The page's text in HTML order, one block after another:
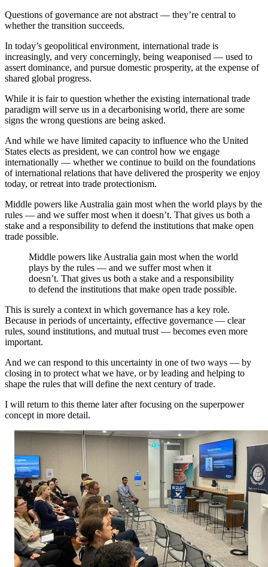
Questions of governance are not abstract — they’re central to
whether the transition succeeds.​​​​‌ ‍ ​‍​‍‌‍ ‌ ​‍‌‍‍‌‌‍‌ ‌‍‍‌‌‍ ‍​‍​‍​ ‍‍​‍​‍‌ ​ ‌‍​‌‌‍ ‍‌‍‍‌‌ ‌​‌ ‍‌​‍ ‍‌‍‍‌‌‍ ​‍​‍​‍ ​​‍​‍‌‍‍​‌ ​‍‌‍‌‌‌‍‌‍​‍​‍​ ‍‍​‍​‍‌‍‍​‌ ‌​‌ ‌​‌ ​​​ ‍‍​‍ ​‍ ‌‍ ​‌‍ ‌‍​ ‌‍​‌‌‍ ​‌‍‍​‌‍ ‌ ​ ‌ ‌​​ ‍‍​ ​ ​ ​ ​ ​ ​ ​ ​‍ ‌‍‍‌‌‍ ‍‌ ‌​‌‍‌‌‌‍ ‍‌ ‌​​‍ ‌‍‌‌‌‍‌​‌‍‍‌‌ ‌​​‍ ‌‍ ‌‌‍ ‌‍‌​‌‍‌‌​ ‌‌ ​​‌ ​‍‌‍‌‌‌ ​ ‌‍‌‌‌‍ ‍‌ ‌​‌‍​‌‌ ‌​‌‍‍‌‌‍ ‌‍ ‍​ ‍ ‌‍‍‌‌‍‌​​ ‌‌‍‌‌​ ‌‌‌‍‌‍‌‍‌​‌‍​‍‌‍​‌​ ‌‌​ ‍‌​‍ ‌​ ​‍‌‍​‍​ ​​​ ​​​‍ ‌​ ‌​‌‍‌‍​ ‌‍‌‍‌​​‍ ‌‌‍​‌‌‍​‍‌‍​ ​ ​‍​‍ ‌​ ​‍‌‍‌​​ ​‌‌‍​‌​ ​‍​ ​‌​ ​​​ ‌ ​ ‌‍‌‍‌‍‌‍​‌​ ​‍​ ‍ ‌ ‌​‌ ‍‌‌ ​​‌‍‌‌​ ‌‌‍ ‍‌‍‌‌‌ ‌ ‌ ​ ​ ‍ ‌ ​​‌‍​‌‌ ‌​‌‍‍​​ ‌‌‍​ ‌‍ ‌‍ ‍‌ ‌​‌‍‌‌‌‍ ‍‌ ‌​​‍‌‌​ ‌‌‌​​‍‌‌ ‌‍‍ ‌‍‌‌‌ ‍‌​‍‌‌​ ​ ‌​‌​​‍‌‌​ ​ ‌​‌​​‍‌‌​ ​‍​ ​‍​ ​ ​ ‌‌​ ​ ‌‍​‍‌‍‌‍​ ‌​‌‍​‍‌‍‌‌​ ‌‍​ ‍​​ ​‌‌‍​ ​‍‌‌​ ​‍​ ​‍​‍‌‌​ ‌‌‌​‌​​‍ ‍‌‍​ ‌‍‍​‌‍‍‌‌‍ ​‌‍‌​‌ ​‍‌‍‌‌‌‍ ‍​‍‌‌​ ‌‌‌​​‍‌‌ ‌‍‍ ‌‍‌‌‌ ‍‌​‍‌‌​ ​ ‌​‌​​‍‌‌​ ​ ‌​‌​​‍‌‌​ ​‍​ ​‍​ ​ ‌‍‌‌​ ​ ‌‍‌‍​ ‌‍​ ​ ​ ​‍​ ​​‌‍‌‌​ ‌ ‌‍‌‌​ ‌​​‍‌‌​ ​‍​ ​‍​‍‌‌​ ‌‌‌​‌​​‍ ‍‌ ‌​‌‍‌‌‌ ‍​‌ ‌​​ ‌‍​‍‌‍​‌‌ ​ ‌‍‌‌‌‌‌‌‌ ​‍‌‍ ​​ ‌‌‍‍​‌ ‌​‌ ‌​‌ ​​​‍‌‌​ ​ ‌​​‌​‍‌‌​ ​‍‌​‌‍​‍‌‌​ ​‍‌​‌‍‌‍ ​‌‍ ‌‍​ ‌‍​‌‌‍ ​‌‍‍​‌‍ ‌ ​ ‌ ‌​​‍‌‌​ ​ ‌​​‌​ ​ ​ ​ ​ ​ ​ ​ ​‍‌‍‌‍‍‌‌‍‌​​ ‌‌‍‌‌​ ‌‌‌‍‌‍‌‍‌​‌‍​‍‌‍​‌​ ‌‌​ ‍‌​‍ ‌​ ​‍‌‍​‍​ ​​​ ​​​‍ ‌​ ‌​‌‍‌‍​ ‌‍‌‍‌​​‍ ‌‌‍​‌‌‍​‍‌‍​ ​ ​‍​‍ ‌​ ​‍‌‍‌​​ ​‌‌‍​‌​ ​‍​ ​‌​ ​​​ ‌ ​ ‌‍‌‍‌‍‌‍​‌​ ​‍​‍‌‍‌ ‌​‌ ‍‌‌ ​​‌‍‌‌​ ‌‌‍ ‍‌‍‌‌‌ ‌ ‌ ​ ​‍‌‍‌ ​​‌‍​‌‌ ‌​‌‍‍​​ ‌‌‍​ ‌‍ ‌‍ ‍‌ ‌​‌‍‌‌‌‍ ‍‌ ‌​​‍‌‌​ ‌‌‌​​‍‌‌ ‌‍‍ ‌‍‌‌‌ ‍‌​‍‌‌​ ​ ‌​‌​​‍‌‌​ ​ ‌​‌​​‍‌‌​ ​‍​ ​‍​ ​ ​ ‌‌​ ​ ‌‍​‍‌‍‌‍​ ‌​‌‍​‍‌‍‌‌​ ‌‍​ ‍​​ ​‌‌‍​ ​‍‌‌​ ​‍​ ​‍​‍‌‌​ ‌‌‌​‌​​‍ ‍‌‍​ ‌‍‍​‌‍‍‌‌‍ ​‌‍‌​‌ ​‍‌‍‌‌‌‍ ‍​‍‌‌​ ‌‌‌​​‍‌‌ ‌‍‍ ‌‍‌‌‌ ‍‌​‍‌‌​ ​ ‌​‌​​‍‌‌​ ​ ‌​‌​​‍‌‌​ ​‍​ ​‍​ ​ ‌‍‌‌​ ​ ‌‍‌‍​ ‌‍​ ​ ​ ​‍​ ​​‌‍‌‌​ ‌ ‌‍‌‌​ ‌​​‍‌‌​ ​‍​ ​‍​‍‌‌​ ‌‌‌​‌​​‍ ‍‌ ‌​‌‍‌‌‌ ‍​‌ ‌​​‍‌‍‌ ​​‌‍‌‌‌ ​‍‌ ​ ‌ ​​‌‍‌‌‌‍​ ‌ ‌​‌‍‍‌‌ ‌‍‌‍‌‌​ ‌‌ ​​‌ ‌‌‌‍​‍‌‍ ​‌‍‍‌‌ ​ ‌‍‍​‌‍‌‌‌‍‌​​‍​‍‌ ‌
In today’s geopolitical environment, international trade is
increasingly, and very concerningly, being weaponised — used to
assert dominance, and pursue domestic prosperity, at the expense of
shared global progress.​​​​‌ ‍ ​‍​‍‌‍ ‌ ​‍‌‍‍‌‌‍‌ ‌‍‍‌‌‍ ‍​‍​‍​ ‍‍​‍​‍‌ ​ ‌‍​‌‌‍ ‍‌‍‍‌‌ ‌​‌ ‍‌​‍ ‍‌‍‍‌‌‍ ​‍​‍​‍ ​​‍​‍‌‍‍​‌ ​‍‌‍‌‌‌‍‌‍​‍​‍​ ‍‍​‍​‍‌‍‍​‌ ‌​‌ ‌​‌ ​​​ ‍‍​‍ ​‍ ‌‍ ​‌‍ ‌‍​ ‌‍​‌‌‍ ​‌‍‍​‌‍ ‌ ​ ‌ ‌​​ ‍‍​ ​ ​ ​ ​ ​ ​ ​ ​‍ ‌‍‍‌‌‍ ‍‌ ‌​‌‍‌‌‌‍ ‍‌ ‌​​‍ ‌‍‌‌‌‍‌​‌‍‍‌‌ ‌​​‍ ‌‍ ‌‌‍ ‌‍‌​‌‍‌‌​ ‌‌ ​​‌ ​‍‌‍‌‌‌ ​ ‌‍‌‌‌‍ ‍‌ ‌​‌‍​‌‌ ‌​‌‍‍‌‌‍ ‌‍ ‍​ ‍ ‌‍‍‌‌‍‌​​ ‌‌‍‌‌​ ‌‌‌‍‌‍‌‍‌​‌‍​‍‌‍​‌​ ‌‌​ ‍‌​‍ ‌​ ​‍‌‍​‍​ ​​​ ​​​‍ ‌​ ‌​‌‍‌‍​ ‌‍‌‍‌​​‍ ‌‌‍​‌‌‍​‍‌‍​ ​ ​‍​‍ ‌​ ​‍‌‍‌​​ ​‌‌‍​‌​ ​‍​ ​‌​ ​​​ ‌ ​ ‌‍‌‍‌‍‌‍​‌​ ​‍​ ‍ ‌ ‌​‌ ‍‌‌ ​​‌‍‌‌​ ‌‌‍ ‍‌‍‌‌‌ ‌ ‌ ​ ​ ‍ ‌ ​​‌‍​‌‌ ‌​‌‍‍​​ ‌‌‍​ ‌‍ ‌‍ ‍‌ ‌​‌‍‌‌‌‍ ‍‌ ‌​​‍‌‌​ ‌‌‌​​‍‌‌ ‌‍‍ ‌‍‌‌‌ ‍‌​‍‌‌​ ​ ‌​‌​​‍‌‌​ ​ ‌​‌​​‍‌‌​ ​‍​ ​‍​ ‍‌‌‍‌‍‌‍​‌​ ‌​​ ‌​​ ​ ‌‍‌‌‌‍​ ​ ​ ​ ​‌‌‍‌‌​ ​‌​‍‌‌​ ​‍​ ​‍​‍‌‌​ ‌‌‌​‌​​‍ ‍‌‍​ ‌‍‍​‌‍‍‌‌‍ ​‌‍‌​‌ ​‍‌‍‌‌‌‍ ‍​‍‌‌​ ‌‌‌​​‍‌‌ ‌‍‍ ‌‍‌‌‌ ‍‌​‍‌‌​ ​ ‌​‌​​‍‌‌​ ​ ‌​‌​​‍‌‌​ ​‍​ ​‍​ ‌‍​ ​​​ ​‌‌‍‌‍‌‍‌‍‌‍‌​​ ​‌​ ‌‌​ ​‍​ ‌​​ ‌​​ ‌​​‍‌‌​ ​‍​ ​‍​‍‌‌​ ‌‌‌​‌​​‍ ‍‌ ‌​‌‍‌‌‌ ‍​‌ ‌​​ ‌‍​‍‌‍​‌‌ ​ ‌‍‌‌‌‌‌‌‌ ​‍‌‍ ​​ ‌‌‍‍​‌ ‌​‌ ‌​‌ ​​​‍‌‌​ ​ ‌​​‌​‍‌‌​ ​‍‌​‌‍​‍‌‌​ ​‍‌​‌‍‌‍ ​‌‍ ‌‍​ ‌‍​‌‌‍ ​‌‍‍​‌‍ ‌ ​ ‌ ‌​​‍‌‌​ ​ ‌​​‌​ ​ ​ ​ ​ ​ ​ ​ ​‍‌‍‌‍‍‌‌‍‌​​ ‌‌‍‌‌​ ‌‌‌‍‌‍‌‍‌​‌‍​‍‌‍​‌​ ‌‌​ ‍‌​‍ ‌​ ​‍‌‍​‍​ ​​​ ​​​‍ ‌​ ‌​‌‍‌‍​ ‌‍‌‍‌​​‍ ‌‌‍​‌‌‍​‍‌‍​ ​ ​‍​‍ ‌​ ​‍‌‍‌​​ ​‌‌‍​‌​ ​‍​ ​‌​ ​​​ ‌ ​ ‌‍‌‍‌‍‌‍​‌​ ​‍​‍‌‍‌ ‌​‌ ‍‌‌ ​​‌‍‌‌​ ‌‌‍ ‍‌‍‌‌‌ ‌ ‌ ​ ​‍‌‍‌ ​​‌‍​‌‌ ‌​‌‍‍​​ ‌‌‍​ ‌‍ ‌‍ ‍‌ ‌​‌‍‌‌‌‍ ‍‌ ‌​​‍‌‌​ ‌‌‌​​‍‌‌ ‌‍‍ ‌‍‌‌‌ ‍‌​‍‌‌​ ​ ‌​‌​​‍‌‌​ ​ ‌​‌​​‍‌‌​ ​‍​ ​‍​ ‍‌‌‍‌‍‌‍​‌​ ‌​​ ‌​​ ​ ‌‍‌‌‌‍​ ​ ​ ​ ​‌‌‍‌‌​ ​‌​‍‌‌​ ​‍​ ​‍​‍‌‌​ ‌‌‌​‌​​‍ ‍‌‍​ ‌‍‍​‌‍‍‌‌‍ ​‌‍‌​‌ ​‍‌‍‌‌‌‍ ‍​‍‌‌​ ‌‌‌​​‍‌‌ ‌‍‍ ‌‍‌‌‌ ‍‌​‍‌‌​ ​ ‌​‌​​‍‌‌​ ​ ‌​‌​​‍‌‌​ ​‍​ ​‍​ ‌‍​ ​​​ ​‌‌‍‌‍‌‍‌‍‌‍‌​​ ​‌​ ‌‌​ ​‍​ ‌​​ ‌​​ ‌​​‍‌‌​ ​‍​ ​‍​‍‌‌​ ‌‌‌​‌​​‍ ‍‌ ‌​‌‍‌‌‌ ‍​‌ ‌​​‍‌‍‌ ​​‌‍‌‌‌ ​‍‌ ​ ‌ ​​‌‍‌‌‌‍​ ‌ ‌​‌‍‍‌‌ ‌‍‌‍‌‌​ ‌‌ ​​‌ ‌‌‌‍​‍‌‍ ​‌‍‍‌‌ ​ ‌‍‍​‌‍‌‌‌‍‌​​‍​‍‌ ‌
While it is fair to question whether the existing international trade
paradigm will serve us in a decarbonising world, there are some
signs the wrong questions are being asked.​​​​‌ ‍ ​‍​‍‌‍ ‌ ​‍‌‍‍‌‌‍‌ ‌‍‍‌‌‍ ‍​‍​‍​ ‍‍​‍​‍‌ ​ ‌‍​‌‌‍ ‍‌‍‍‌‌ ‌​‌ ‍‌​‍ ‍‌‍‍‌‌‍ ​‍​‍​‍ ​​‍​‍‌‍‍​‌ ​‍‌‍‌‌‌‍‌‍​‍​‍​ ‍‍​‍​‍‌‍‍​‌ ‌​‌ ‌​‌ ​​​ ‍‍​‍ ​‍ ‌‍ ​‌‍ ‌‍​ ‌‍​‌‌‍ ​‌‍‍​‌‍ ‌ ​ ‌ ‌​​ ‍‍​ ​ ​ ​ ​ ​ ​ ​ ​‍ ‌‍‍‌‌‍ ‍‌ ‌​‌‍‌‌‌‍ ‍‌ ‌​​‍ ‌‍‌‌‌‍‌​‌‍‍‌‌ ‌​​‍ ‌‍ ‌‌‍ ‌‍‌​‌‍‌‌​ ‌‌ ​​‌ ​‍‌‍‌‌‌ ​ ‌‍‌‌‌‍ ‍‌ ‌​‌‍​‌‌ ‌​‌‍‍‌‌‍ ‌‍ ‍​ ‍ ‌‍‍‌‌‍‌​​ ‌‌‍‌‌​ ‌‌‌‍‌‍‌‍‌​‌‍​‍‌‍​‌​ ‌‌​ ‍‌​‍ ‌​ ​‍‌‍​‍​ ​​​ ​​​‍ ‌​ ‌​‌‍‌‍​ ‌‍‌‍‌​​‍ ‌‌‍​‌‌‍​‍‌‍​ ​ ​‍​‍ ‌​ ​‍‌‍‌​​ ​‌‌‍​‌​ ​‍​ ​‌​ ​​​ ‌ ​ ‌‍‌‍‌‍‌‍​‌​ ​‍​ ‍ ‌ ‌​‌ ‍‌‌ ​​‌‍‌‌​ ‌‌‍ ‍‌‍‌‌‌ ‌ ‌ ​ ​ ‍ ‌ ​​‌‍​‌‌ ‌​‌‍‍​​ ‌‌‍​ ‌‍ ‌‍ ‍‌ ‌​‌‍‌‌‌‍ ‍‌ ‌​​‍‌‌​ ‌‌‌​​‍‌‌ ‌‍‍ ‌‍‌‌‌ ‍‌​‍‌‌​ ​ ‌​‌​​‍‌‌​ ​ ‌​‌​​‍‌‌​ ​‍​ ​‍​ ‍‌‌‍​‌‌‍‌​‌‍‌‌​ ‌ ‌‍​‌​ ​‌​ ​ ​ ​‍‌‍‌‍​ ​ ‌‍​ ​‍‌‌​ ​‍​ ​‍​‍‌‌​ ‌‌‌​‌​​‍ ‍‌‍​ ‌‍‍​‌‍‍‌‌‍ ​‌‍‌​‌ ​‍‌‍‌‌‌‍ ‍​‍‌‌​ ‌‌‌​​‍‌‌ ‌‍‍ ‌‍‌‌‌ ‍‌​‍‌‌​ ​ ‌​‌​​‍‌‌​ ​ ‌​‌​​‍‌‌​ ​‍​ ​‍​ ‌​​ ​​‌‍​‍​ ‍‌​ ​ ​ ‌‌​ ​‍​ ​ ​ ​‌‌‍​‍‌‍‌‍​ ​ ​‍‌‌​ ​‍​ ​‍​‍‌‌​ ‌‌‌​‌​​‍ ‍‌ ‌​‌‍‌‌‌ ‍​‌ ‌​​ ‌‍​‍‌‍​‌‌ ​ ‌‍‌‌‌‌‌‌‌ ​‍‌‍ ​​ ‌‌‍‍​‌ ‌​‌ ‌​‌ ​​​‍‌‌​ ​ ‌​​‌​‍‌‌​ ​‍‌​‌‍​‍‌‌​ ​‍‌​‌‍‌‍ ​‌‍ ‌‍​ ‌‍​‌‌‍ ​‌‍‍​‌‍ ‌ ​ ‌ ‌​​‍‌‌​ ​ ‌​​‌​ ​ ​ ​ ​ ​ ​ ​ ​‍‌‍‌‍‍‌‌‍‌​​ ‌‌‍‌‌​ ‌‌‌‍‌‍‌‍‌​‌‍​‍‌‍​‌​ ‌‌​ ‍‌​‍ ‌​ ​‍‌‍​‍​ ​​​ ​​​‍ ‌​ ‌​‌‍‌‍​ ‌‍‌‍‌​​‍ ‌‌‍​‌‌‍​‍‌‍​ ​ ​‍​‍ ‌​ ​‍‌‍‌​​ ​‌‌‍​‌​ ​‍​ ​‌​ ​​​ ‌ ​ ‌‍‌‍‌‍‌‍​‌​ ​‍​‍‌‍‌ ‌​‌ ‍‌‌ ​​‌‍‌‌​ ‌‌‍ ‍‌‍‌‌‌ ‌ ‌ ​ ​‍‌‍‌ ​​‌‍​‌‌ ‌​‌‍‍​​ ‌‌‍​ ‌‍ ‌‍ ‍‌ ‌​‌‍‌‌‌‍ ‍‌ ‌​​‍‌‌​ ‌‌‌​​‍‌‌ ‌‍‍ ‌‍‌‌‌ ‍‌​‍‌‌​ ​ ‌​‌​​‍‌‌​ ​ ‌​‌​​‍‌‌​ ​‍​ ​‍​ ‍‌‌‍​‌‌‍‌​‌‍‌‌​ ‌ ‌‍​‌​ ​‌​ ​ ​ ​‍‌‍‌‍​ ​ ‌‍​ ​‍‌‌​ ​‍​ ​‍​‍‌‌​ ‌‌‌​‌​​‍ ‍‌‍​ ‌‍‍​‌‍‍‌‌‍ ​‌‍‌​‌ ​‍‌‍‌‌‌‍ ‍​‍‌‌​ ‌‌‌​​‍‌‌ ‌‍‍ ‌‍‌‌‌ ‍‌​‍‌‌​ ​ ‌​‌​​‍‌‌​ ​ ‌​‌​​‍‌‌​ ​‍​ ​‍​ ‌​​ ​​‌‍​‍​ ‍‌​ ​ ​ ‌‌​ ​‍​ ​ ​ ​‌‌‍​‍‌‍‌‍​ ​ ​‍‌‌​ ​‍​ ​‍​‍‌‌​ ‌‌‌​‌​​‍ ‍‌ ‌​‌‍‌‌‌ ‍​‌ ‌​​‍‌‍‌ ​​‌‍‌‌‌ ​‍‌ ​ ‌ ​​‌‍‌‌‌‍​ ‌ ‌​‌‍‍‌‌ ‌‍‌‍‌‌​ ‌‌ ​​‌ ‌‌‌‍​‍‌‍ ​‌‍‍‌‌ ​ ‌‍‍​‌‍‌‌‌‍‌​​‍​‍‌ ‌
And while we have limited capacity to influence who the United
States elects as president, we can control how we engage
internationally — whether we continue to build on the foundations
of international relations that have delivered the prosperity we enjoy
today, or retreat into trade protectionism.​​​​‌ ‍ ​‍​‍‌‍ ‌ ​‍‌‍‍‌‌‍‌ ‌‍‍‌‌‍ ‍​‍​‍​ ‍‍​‍​‍‌ ​ ‌‍​‌‌‍ ‍‌‍‍‌‌ ‌​‌ ‍‌​‍ ‍‌‍‍‌‌‍ ​‍​‍​‍ ​​‍​‍‌‍‍​‌ ​‍‌‍‌‌‌‍‌‍​‍​‍​ ‍‍​‍​‍‌‍‍​‌ ‌​‌ ‌​‌ ​​​ ‍‍​‍ ​‍ ‌‍ ​‌‍ ‌‍​ ‌‍​‌‌‍ ​‌‍‍​‌‍ ‌ ​ ‌ ‌​​ ‍‍​ ​ ​ ​ ​ ​ ​ ​ ​‍ ‌‍‍‌‌‍ ‍‌ ‌​‌‍‌‌‌‍ ‍‌ ‌​​‍ ‌‍‌‌‌‍‌​‌‍‍‌‌ ‌​​‍ ‌‍ ‌‌‍ ‌‍‌​‌‍‌‌​ ‌‌ ​​‌ ​‍‌‍‌‌‌ ​ ‌‍‌‌‌‍ ‍‌ ‌​‌‍​‌‌ ‌​‌‍‍‌‌‍ ‌‍ ‍​ ‍ ‌‍‍‌‌‍‌​​ ‌‌‍‌‌​ ‌‌‌‍‌‍‌‍‌​‌‍​‍‌‍​‌​ ‌‌​ ‍‌​‍ ‌​ ​‍‌‍​‍​ ​​​ ​​​‍ ‌​ ‌​‌‍‌‍​ ‌‍‌‍‌​​‍ ‌‌‍​‌‌‍​‍‌‍​ ​ ​‍​‍ ‌​ ​‍‌‍‌​​ ​‌‌‍​‌​ ​‍​ ​‌​ ​​​ ‌ ​ ‌‍‌‍‌‍‌‍​‌​ ​‍​ ‍ ‌ ‌​‌ ‍‌‌ ​​‌‍‌‌​ ‌‌‍ ‍‌‍‌‌‌ ‌ ‌ ​ ​ ‍ ‌ ​​‌‍​‌‌ ‌​‌‍‍​​ ‌‌‍​ ‌‍ ‌‍ ‍‌ ‌​‌‍‌‌‌‍ ‍‌ ‌​​‍‌‌​ ‌‌‌​​‍‌‌ ‌‍‍ ‌‍‌‌‌ ‍‌​‍‌‌​ ​ ‌​‌​​‍‌‌​ ​ ‌​‌​​‍‌‌​ ​‍​ ​‍​ ​​‌‍​‍‌‍‌‍‌‍‌‌​ ‌‌​ ‍‌​ ​​​ ‌​​ ​‌​ ‍‌​ ‌‍​ ​ ​‍‌‌​ ​‍​ ​‍​‍‌‌​ ‌‌‌​‌​​‍ ‍‌‍​ ‌‍‍​‌‍‍‌‌‍ ​‌‍‌​‌ ​‍‌‍‌‌‌‍ ‍​‍‌‌​ ‌‌‌​​‍‌‌ ‌‍‍ ‌‍‌‌‌ ‍‌​‍‌‌​ ​ ‌​‌​​‍‌‌​ ​ ‌​‌​​‍‌‌​ ​‍​ ​‍​ ‌ ​ ​ ​ ‌​​ ​ ‌‍‌‍‌‍​ ​ ​​‌‍​‍​ ​​‌‍​‌‌‍‌‍‌‍​‍​‍‌‌​ ​‍​ ​‍​‍‌‌​ ‌‌‌​‌​​‍ ‍‌ ‌​‌‍‌‌‌ ‍​‌ ‌​​ ‌‍​‍‌‍​‌‌ ​ ‌‍‌‌‌‌‌‌‌ ​‍‌‍ ​​ ‌‌‍‍​‌ ‌​‌ ‌​‌ ​​​‍‌‌​ ​ ‌​​‌​‍‌‌​ ​‍‌​‌‍​‍‌‌​ ​‍‌​‌‍‌‍ ​‌‍ ‌‍​ ‌‍​‌‌‍ ​‌‍‍​‌‍ ‌ ​ ‌ ‌​​‍‌‌​ ​ ‌​​‌​ ​ ​ ​ ​ ​ ​ ​ ​‍‌‍‌‍‍‌‌‍‌​​ ‌‌‍‌‌​ ‌‌‌‍‌‍‌‍‌​‌‍​‍‌‍​‌​ ‌‌​ ‍‌​‍ ‌​ ​‍‌‍​‍​ ​​​ ​​​‍ ‌​ ‌​‌‍‌‍​ ‌‍‌‍‌​​‍ ‌‌‍​‌‌‍​‍‌‍​ ​ ​‍​‍ ‌​ ​‍‌‍‌​​ ​‌‌‍​‌​ ​‍​ ​‌​ ​​​ ‌ ​ ‌‍‌‍‌‍‌‍​‌​ ​‍​‍‌‍‌ ‌​‌ ‍‌‌ ​​‌‍‌‌​ ‌‌‍ ‍‌‍‌‌‌ ‌ ‌ ​ ​‍‌‍‌ ​​‌‍​‌‌ ‌​‌‍‍​​ ‌‌‍​ ‌‍ ‌‍ ‍‌ ‌​‌‍‌‌‌‍ ‍‌ ‌​​‍‌‌​ ‌‌‌​​‍‌‌ ‌‍‍ ‌‍‌‌‌ ‍‌​‍‌‌​ ​ ‌​‌​​‍‌‌​ ​ ‌​‌​​‍‌‌​ ​‍​ ​‍​ ​​‌‍​‍‌‍‌‍‌‍‌‌​ ‌‌​ ‍‌​ ​​​ ‌​​ ​‌​ ‍‌​ ‌‍​ ​ ​‍‌‌​ ​‍​ ​‍​‍‌‌​ ‌‌‌​‌​​‍ ‍‌‍​ ‌‍‍​‌‍‍‌‌‍ ​‌‍‌​‌ ​‍‌‍‌‌‌‍ ‍​‍‌‌​ ‌‌‌​​‍‌‌ ‌‍‍ ‌‍‌‌‌ ‍‌​‍‌‌​ ​ ‌​‌​​‍‌‌​ ​ ‌​‌​​‍‌‌​ ​‍​ ​‍​ ‌ ​ ​ ​ ‌​​ ​ ‌‍‌‍‌‍​ ​ ​​‌‍​‍​ ​​‌‍​‌‌‍‌‍‌‍​‍​‍‌‌​ ​‍​ ​‍​‍‌‌​ ‌‌‌​‌​​‍ ‍‌ ‌​‌‍‌‌‌ ‍​‌ ‌​​‍‌‍‌ ​​‌‍‌‌‌ ​‍‌ ​ ‌ ​​‌‍‌‌‌‍​ ‌ ‌​‌‍‍‌‌ ‌‍‌‍‌‌​ ‌‌ ​​‌ ‌‌‌‍​‍‌‍ ​‌‍‍‌‌ ​ ‌‍‍​‌‍‌‌‌‍‌​​‍​‍‌ ‌
Middle powers like Australia gain most when the world plays by the
rules — and we suffer most when it doesn’t. That gives us both a
stake and a responsibility to defend the institutions that make open
trade possible.​​​​‌ ‍ ​‍​‍‌‍ ‌ ​‍‌‍‍‌‌‍‌ ‌‍‍‌‌‍ ‍​‍​‍​ ‍‍​‍​‍‌ ​ ‌‍​‌‌‍ ‍‌‍‍‌‌ ‌​‌ ‍‌​‍ ‍‌‍‍‌‌‍ ​‍​‍​‍ ​​‍​‍‌‍‍​‌ ​‍‌‍‌‌‌‍‌‍​‍​‍​ ‍‍​‍​‍‌‍‍​‌ ‌​‌ ‌​‌ ​​​ ‍‍​‍ ​‍ ‌‍ ​‌‍ ‌‍​ ‌‍​‌‌‍ ​‌‍‍​‌‍ ‌ ​ ‌ ‌​​ ‍‍​ ​ ​ ​ ​ ​ ​ ​ ​‍ ‌‍‍‌‌‍ ‍‌ ‌​‌‍‌‌‌‍ ‍‌ ‌​​‍ ‌‍‌‌‌‍‌​‌‍‍‌‌ ‌​​‍ ‌‍ ‌‌‍ ‌‍‌​‌‍‌‌​ ‌‌ ​​‌ ​‍‌‍‌‌‌ ​ ‌‍‌‌‌‍ ‍‌ ‌​‌‍​‌‌ ‌​‌‍‍‌‌‍ ‌‍ ‍​ ‍ ‌‍‍‌‌‍‌​​ ‌‌‍‌‌​ ‌‌‌‍‌‍‌‍‌​‌‍​‍‌‍​‌​ ‌‌​ ‍‌​‍ ‌​ ​‍‌‍​‍​ ​​​ ​​​‍ ‌​ ‌​‌‍‌‍​ ‌‍‌‍‌​​‍ ‌‌‍​‌‌‍​‍‌‍​ ​ ​‍​‍ ‌​ ​‍‌‍‌​​ ​‌‌‍​‌​ ​‍​ ​‌​ ​​​ ‌ ​ ‌‍‌‍‌‍‌‍​‌​ ​‍​ ‍ ‌ ‌​‌ ‍‌‌ ​​‌‍‌‌​ ‌‌‍ ‍‌‍‌‌‌ ‌ ‌ ​ ​ ‍ ‌ ​​‌‍​‌‌ ‌​‌‍‍​​ ‌‌‍​ ‌‍ ‌‍ ‍‌ ‌​‌‍‌‌‌‍ ‍‌ ‌​​‍‌‌​ ‌‌‌​​‍‌‌ ‌‍‍ ‌‍‌‌‌ ‍‌​‍‌‌​ ​ ‌​‌​​‍‌‌​ ​ ‌​‌​​‍‌‌​ ​‍​ ​‍​ ‌‍​ ​‍​ ​‍​ ‌ ​ ‍‌​ ‍‌​ ​ ‌‍​‌​ ‌‍​ ​‌​ ‍​‌‍‌‍​‍‌‌​ ​‍​ ​‍​‍‌‌​ ‌‌‌​‌​​‍ ‍‌‍​ ‌‍‍​‌‍‍‌‌‍ ​‌‍‌​‌ ​‍‌‍‌‌‌‍ ‍​‍‌‌​ ‌‌‌​​‍‌‌ ‌‍‍ ‌‍‌‌‌ ‍‌​‍‌‌​ ​ ‌​‌​​‍‌‌​ ​ ‌​‌​​‍‌‌​ ​‍​ ​‍‌‍​‍​ ‍‌​ ‌​​ ‌‍‌‍‌‍​ ‌​​ ​‌‌‍‌‌​ ‌ ​ ​‌‌‍​ ​ ‍​​‍‌‌​ ​‍​ ​‍​‍‌‌​ ‌‌‌​‌​​‍ ‍‌ ‌​‌‍‌‌‌ ‍​‌ ‌​​ ‌‍​‍‌‍​‌‌ ​ ‌‍‌‌‌‌‌‌‌ ​‍‌‍ ​​ ‌‌‍‍​‌ ‌​‌ ‌​‌ ​​​‍‌‌​ ​ ‌​​‌​‍‌‌​ ​‍‌​‌‍​‍‌‌​ ​‍‌​‌‍‌‍ ​‌‍ ‌‍​ ‌‍​‌‌‍ ​‌‍‍​‌‍ ‌ ​ ‌ ‌​​‍‌‌​ ​ ‌​​‌​ ​ ​ ​ ​ ​ ​ ​ ​‍‌‍‌‍‍‌‌‍‌​​ ‌‌‍‌‌​ ‌‌‌‍‌‍‌‍‌​‌‍​‍‌‍​‌​ ‌‌​ ‍‌​‍ ‌​ ​‍‌‍​‍​ ​​​ ​​​‍ ‌​ ‌​‌‍‌‍​ ‌‍‌‍‌​​‍ ‌‌‍​‌‌‍​‍‌‍​ ​ ​‍​‍ ‌​ ​‍‌‍‌​​ ​‌‌‍​‌​ ​‍​ ​‌​ ​​​ ‌ ​ ‌‍‌‍‌‍‌‍​‌​ ​‍​‍‌‍‌ ‌​‌ ‍‌‌ ​​‌‍‌‌​ ‌‌‍ ‍‌‍‌‌‌ ‌ ‌ ​ ​‍‌‍‌ ​​‌‍​‌‌ ‌​‌‍‍​​ ‌‌‍​ ‌‍ ‌‍ ‍‌ ‌​‌‍‌‌‌‍ ‍‌ ‌​​‍‌‌​ ‌‌‌​​‍‌‌ ‌‍‍ ‌‍‌‌‌ ‍‌​‍‌‌​ ​ ‌​‌​​‍‌‌​ ​ ‌​‌​​‍‌‌​ ​‍​ ​‍​ ‌‍​ ​‍​ ​‍​ ‌ ​ ‍‌​ ‍‌​ ​ ‌‍​‌​ ‌‍​ ​‌​ ‍​‌‍‌‍​‍‌‌​ ​‍​ ​‍​‍‌‌​ ‌‌‌​‌​​‍ ‍‌‍​ ‌‍‍​‌‍‍‌‌‍ ​‌‍‌​‌ ​‍‌‍‌‌‌‍ ‍​‍‌‌​ ‌‌‌​​‍‌‌ ‌‍‍ ‌‍‌‌‌ ‍‌​‍‌‌​ ​ ‌​‌​​‍‌‌​ ​ ‌​‌​​‍‌‌​ ​‍​ ​‍‌‍​‍​ ‍‌​ ‌​​ ‌‍‌‍‌‍​ ‌​​ ​‌‌‍‌‌​ ‌ ​ ​‌‌‍​ ​ ‍​​‍‌‌​ ​‍​ ​‍​‍‌‌​ ‌‌‌​‌​​‍ ‍‌ ‌​‌‍‌‌‌ ‍​‌ ‌​​‍‌‍‌ ​​‌‍‌‌‌ ​‍‌ ​ ‌ ​​‌‍‌‌‌‍​ ‌ ‌​‌‍‍‌‌ ‌‍‌‍‌‌​ ‌‌ ​​‌ ‌‌‌‍​‍‌‍ ​‌‍‍‌‌ ​ ‌‍‍​‌‍‌‌‌‍‌​​‍​‍‌ ‌
Middle powers like Australia gain most when the world
plays by the rules — and we suffer most when it
doesn’t. That gives us both a stake and a responsibility
to defend the institutions that make open trade possible.​​​​‌ ‍ ​‍​‍‌‍ ‌ ​‍‌‍‍‌‌‍‌ ‌‍‍‌‌‍ ‍​‍​‍​ ‍‍​‍​‍‌ ​ ‌‍​‌‌‍ ‍‌‍‍‌‌ ‌​‌ ‍‌​‍ ‍‌‍‍‌‌‍ ​‍​‍​‍ ​​‍​‍‌‍‍​‌ ​‍‌‍‌‌‌‍‌‍​‍​‍​ ‍‍​‍​‍‌‍‍​‌ ‌​‌ ‌​‌ ​​​ ‍‍​‍ ​‍ ‌‍ ​‌‍ ‌‍​ ‌‍​‌‌‍ ​‌‍‍​‌‍ ‌ ​ ‌ ‌​​ ‍‍​ ​ ​ ​ ​ ​ ​ ​ ​‍ ‌‍‍‌‌‍ ‍‌ ‌​‌‍‌‌‌‍ ‍‌ ‌​​‍ ‌‍‌‌‌‍‌​‌‍‍‌‌ ‌​​‍ ‌‍ ‌‌‍ ‌‍‌​‌‍‌‌​ ‌‌ ​​‌ ​‍‌‍‌‌‌ ​ ‌‍‌‌‌‍ ‍‌ ‌​‌‍​‌‌ ‌​‌‍‍‌‌‍ ‌‍ ‍​ ‍ ‌‍‍‌‌‍‌​​ ‌‌‍‌‌​ ‌‌‌‍‌‍‌‍‌​‌‍​‍‌‍​‌​ ‌‌​ ‍‌​‍ ‌​ ​‍‌‍​‍​ ​​​ ​​​‍ ‌​ ‌​‌‍‌‍​ ‌‍‌‍‌​​‍ ‌‌‍​‌‌‍​‍‌‍​ ​ ​‍​‍ ‌​ ​‍‌‍‌​​ ​‌‌‍​‌​ ​‍​ ​‌​ ​​​ ‌ ​ ‌‍‌‍‌‍‌‍​‌​ ​‍​ ‍ ‌ ‌​‌ ‍‌‌ ​​‌‍‌‌​ ‌‌‍ ‍‌‍‌‌‌ ‌ ‌ ​ ​ ‍ ‌ ​​‌‍​‌‌ ‌​‌‍‍​​ ‌‌‍​ ‌‍ ‌‍ ‍‌ ‌​‌‍‌‌‌‍ ‍‌ ‌​​‍‌‌​ ‌‌‌​​‍‌‌ ‌‍‍ ‌‍‌‌‌ ‍‌​‍‌‌​ ​ ‌​‌​​‍‌‌​ ​ ‌​‌​​‍‌‌​ ​‍​ ​‍‌‍​‌​ ‌‍​ ​‌​ ​ ‌‍‌‍​ ‍‌​ ‌‌​ ‌‍​ ​‌‌‍‌‍‌‍‌​​ ‌ ​‍‌‌​ ​‍​ ​‍​‍‌‌​ ‌‌‌​‌​​‍ ‍‌ ​‌‌ ‌‌‌‍ ‌ ‌​‌‍‌‌​‍‌‌​ ‌‌‌​​‍‌‌ ‌‍‍ ‌‍‌‌‌ ‍‌​‍‌‌​ ​ ‌​‌​​‍‌‌​ ​ ‌​‌​​‍‌‌​ ​‍​ ​‍‌‍​ ​ ‍‌‌‍​‌‌‍‌‌​ ​ ​ ‌​​ ​​‌‍​‍‌‍‌‍​ ‌ ​ ‌​‌‍​ ​‍‌‌​ ​‍​ ​‍​‍‌‌​ ‌‌‌​‌​​‍ ‍‌‍​ ‌‍‍​‌‍‍‌‌‍ ​‌‍‌​‌ ​‍‌‍‌‌‌‍ ‍​‍‌‌​ ‌‌‌​​‍‌‌ ‌‍‍ ‌‍‌‌‌ ‍‌​‍‌‌​ ​ ‌​‌​​‍‌‌​ ​ ‌​‌​​‍‌‌​ ​‍​ ​‍​ ‌ ​ ‌‌‌‍‌‌​ ‌‍‌‍​ ​ ‍‌‌‍​‌​ ‌‍​ ‌‌​ ​‍‌‍‌​​ ​ ​‍‌‌​ ​‍​ ​‍​‍‌‌​ ‌‌‌​‌​​‍ ‍‌ ‌​‌‍‌‌‌ ‍​‌ ‌​​ ‌‍​‍‌‍​‌‌ ​ ‌‍‌‌‌‌‌‌‌ ​‍‌‍ ​​ ‌‌‍‍​‌ ‌​‌ ‌​‌ ​​​‍‌‌​ ​ ‌​​‌​‍‌‌​ ​‍‌​‌‍​‍‌‌​ ​‍‌​‌‍‌‍ ​‌‍ ‌‍​ ‌‍​‌‌‍ ​‌‍‍​‌‍ ‌ ​ ‌ ‌​​‍‌‌​ ​ ‌​​‌​ ​ ​ ​ ​ ​ ​ ​ ​‍‌‍‌‍‍‌‌‍‌​​ ‌‌‍‌‌​ ‌‌‌‍‌‍‌‍‌​‌‍​‍‌‍​‌​ ‌‌​ ‍‌​‍ ‌​ ​‍‌‍​‍​ ​​​ ​​​‍ ‌​ ‌​‌‍‌‍​ ‌‍‌‍‌​​‍ ‌‌‍​‌‌‍​‍‌‍​ ​ ​‍​‍ ‌​ ​‍‌‍‌​​ ​‌‌‍​‌​ ​‍​ ​‌​ ​​​ ‌ ​ ‌‍‌‍‌‍‌‍​‌​ ​‍​‍‌‍‌ ‌​‌ ‍‌‌ ​​‌‍‌‌​ ‌‌‍ ‍‌‍‌‌‌ ‌ ‌ ​ ​‍‌‍‌ ​​‌‍​‌‌ ‌​‌‍‍​​ ‌‌‍​ ‌‍ ‌‍ ‍‌ ‌​‌‍‌‌‌‍ ‍‌ ‌​​‍‌‌​ ‌‌‌​​‍‌‌ ‌‍‍ ‌‍‌‌‌ ‍‌​‍‌‌​ ​ ‌​‌​​‍‌‌​ ​ ‌​‌​​‍‌‌​ ​‍​ ​‍‌‍​‌​ ‌‍​ ​‌​ ​ ‌‍‌‍​ ‍‌​ ‌‌​ ‌‍​ ​‌‌‍‌‍‌‍‌​​ ‌ ​‍‌‌​ ​‍​ ​‍​‍‌‌​ ‌‌‌​‌​​‍ ‍‌ ​‌‌ ‌‌‌‍ ‌ ‌​‌‍‌‌​‍‌‌​ ‌‌‌​​‍‌‌ ‌‍‍ ‌‍‌‌‌ ‍‌​‍‌‌​ ​ ‌​‌​​‍‌‌​ ​ ‌​‌​​‍‌‌​ ​‍​ ​‍‌‍​ ​ ‍‌‌‍​‌‌‍‌‌​ ​ ​ ‌​​ ​​‌‍​‍‌‍‌‍​ ‌ ​ ‌​‌‍​ ​‍‌‌​ ​‍​ ​‍​‍‌‌​ ‌‌‌​‌​​‍ ‍‌‍​ ‌‍‍​‌‍‍‌‌‍ ​‌‍‌​‌ ​‍‌‍‌‌‌‍ ‍​‍‌‌​ ‌‌‌​​‍‌‌ ‌‍‍ ‌‍‌‌‌ ‍‌​‍‌‌​ ​ ‌​‌​​‍‌‌​ ​ ‌​‌​​‍‌‌​ ​‍​ ​‍​ ‌ ​ ‌‌‌‍‌‌​ ‌‍‌‍​ ​ ‍‌‌‍​‌​ ‌‍​ ‌‌​ ​‍‌‍‌​​ ​ ​‍‌‌​ ​‍​ ​‍​‍‌‌​ ‌‌‌​‌​​‍ ‍‌ ‌​‌‍‌‌‌ ‍​‌ ‌​​‍‌‍‌ ​​‌‍‌‌‌ ​‍‌ ​ ‌ ​​‌‍‌‌‌‍​ ‌ ‌​‌‍‍‌‌ ‌‍‌‍‌‌​ ‌‌ ​​‌ ‌‌‌‍​‍‌‍ ​‌‍‍‌‌ ​ ‌‍‍​‌‍‌‌‌‍‌​​‍​‍‌ ‌
This is surely a context in which governance has a key role.
Because in periods of uncertainty, effective governance — clear
rules, sound institutions, and mutual trust — becomes even more
important.​​​​‌ ‍ ​‍​‍‌‍ ‌ ​‍‌‍‍‌‌‍‌ ‌‍‍‌‌‍ ‍​‍​‍​ ‍‍​‍​‍‌ ​ ‌‍​‌‌‍ ‍‌‍‍‌‌ ‌​‌ ‍‌​‍ ‍‌‍‍‌‌‍ ​‍​‍​‍ ​​‍​‍‌‍‍​‌ ​‍‌‍‌‌‌‍‌‍​‍​‍​ ‍‍​‍​‍‌‍‍​‌ ‌​‌ ‌​‌ ​​​ ‍‍​‍ ​‍ ‌‍ ​‌‍ ‌‍​ ‌‍​‌‌‍ ​‌‍‍​‌‍ ‌ ​ ‌ ‌​​ ‍‍​ ​ ​ ​ ​ ​ ​ ​ ​‍ ‌‍‍‌‌‍ ‍‌ ‌​‌‍‌‌‌‍ ‍‌ ‌​​‍ ‌‍‌‌‌‍‌​‌‍‍‌‌ ‌​​‍ ‌‍ ‌‌‍ ‌‍‌​‌‍‌‌​ ‌‌ ​​‌ ​‍‌‍‌‌‌ ​ ‌‍‌‌‌‍ ‍‌ ‌​‌‍​‌‌ ‌​‌‍‍‌‌‍ ‌‍ ‍​ ‍ ‌‍‍‌‌‍‌​​ ‌‌‍‌‌​ ‌‌‌‍‌‍‌‍‌​‌‍​‍‌‍​‌​ ‌‌​ ‍‌​‍ ‌​ ​‍‌‍​‍​ ​​​ ​​​‍ ‌​ ‌​‌‍‌‍​ ‌‍‌‍‌​​‍ ‌‌‍​‌‌‍​‍‌‍​ ​ ​‍​‍ ‌​ ​‍‌‍‌​​ ​‌‌‍​‌​ ​‍​ ​‌​ ​​​ ‌ ​ ‌‍‌‍‌‍‌‍​‌​ ​‍​ ‍ ‌ ‌​‌ ‍‌‌ ​​‌‍‌‌​ ‌‌‍ ‍‌‍‌‌‌ ‌ ‌ ​ ​ ‍ ‌ ​​‌‍​‌‌ ‌​‌‍‍​​ ‌‌‍​ ‌‍ ‌‍ ‍‌ ‌​‌‍‌‌‌‍ ‍‌ ‌​​‍‌‌​ ‌‌‌​​‍‌‌ ‌‍‍ ‌‍‌‌‌ ‍‌​‍‌‌​ ​ ‌​‌​​‍‌‌​ ​ ‌​‌​​‍‌‌​ ​‍​ ​‍​ ​‌‌‍​‍​ ​‍​ ‍​​ ‌‍​ ​‌​ ‌‌‌‍‌​​ ​​‌‍​ ​ ‍‌‌‍‌‍​‍‌‌​ ​‍​ ​‍​‍‌‌​ ‌‌‌​‌​​‍ ‍‌‍​ ‌‍‍​‌‍‍‌‌‍ ​‌‍‌​‌ ​‍‌‍‌‌‌‍ ‍​‍‌‌​ ‌‌‌​​‍‌‌ ‌‍‍ ‌‍‌‌‌ ‍‌​‍‌‌​ ​ ‌​‌​​‍‌‌​ ​ ‌​‌​​‍‌‌​ ​‍​ ​‍‌‍‌‌​ ​‌‌‍‌‍​ ‌‌​ ‌‌​ ​‍​ ‌ ​ ‌ ​ ‌​‌‍‌‍‌‍​‌​ ‌​​‍‌‌​ ​‍​ ​‍​‍‌‌​ ‌‌‌​‌​​‍ ‍‌ ‌​‌‍‌‌‌ ‍​‌ ‌​​ ‌‍​‍‌‍​‌‌ ​ ‌‍‌‌‌‌‌‌‌ ​‍‌‍ ​​ ‌‌‍‍​‌ ‌​‌ ‌​‌ ​​​‍‌‌​ ​ ‌​​‌​‍‌‌​ ​‍‌​‌‍​‍‌‌​ ​‍‌​‌‍‌‍ ​‌‍ ‌‍​ ‌‍​‌‌‍ ​‌‍‍​‌‍ ‌ ​ ‌ ‌​​‍‌‌​ ​ ‌​​‌​ ​ ​ ​ ​ ​ ​ ​ ​‍‌‍‌‍‍‌‌‍‌​​ ‌‌‍‌‌​ ‌‌‌‍‌‍‌‍‌​‌‍​‍‌‍​‌​ ‌‌​ ‍‌​‍ ‌​ ​‍‌‍​‍​ ​​​ ​​​‍ ‌​ ‌​‌‍‌‍​ ‌‍‌‍‌​​‍ ‌‌‍​‌‌‍​‍‌‍​ ​ ​‍​‍ ‌​ ​‍‌‍‌​​ ​‌‌‍​‌​ ​‍​ ​‌​ ​​​ ‌ ​ ‌‍‌‍‌‍‌‍​‌​ ​‍​‍‌‍‌ ‌​‌ ‍‌‌ ​​‌‍‌‌​ ‌‌‍ ‍‌‍‌‌‌ ‌ ‌ ​ ​‍‌‍‌ ​​‌‍​‌‌ ‌​‌‍‍​​ ‌‌‍​ ‌‍ ‌‍ ‍‌ ‌​‌‍‌‌‌‍ ‍‌ ‌​​‍‌‌​ ‌‌‌​​‍‌‌ ‌‍‍ ‌‍‌‌‌ ‍‌​‍‌‌​ ​ ‌​‌​​‍‌‌​ ​ ‌​‌​​‍‌‌​ ​‍​ ​‍​ ​‌‌‍​‍​ ​‍​ ‍​​ ‌‍​ ​‌​ ‌‌‌‍‌​​ ​​‌‍​ ​ ‍‌‌‍‌‍​‍‌‌​ ​‍​ ​‍​‍‌‌​ ‌‌‌​‌​​‍ ‍‌‍​ ‌‍‍​‌‍‍‌‌‍ ​‌‍‌​‌ ​‍‌‍‌‌‌‍ ‍​‍‌‌​ ‌‌‌​​‍‌‌ ‌‍‍ ‌‍‌‌‌ ‍‌​‍‌‌​ ​ ‌​‌​​‍‌‌​ ​ ‌​‌​​‍‌‌​ ​‍​ ​‍‌‍‌‌​ ​‌‌‍‌‍​ ‌‌​ ‌‌​ ​‍​ ‌ ​ ‌ ​ ‌​‌‍‌‍‌‍​‌​ ‌​​‍‌‌​ ​‍​ ​‍​‍‌‌​ ‌‌‌​‌​​‍ ‍‌ ‌​‌‍‌‌‌ ‍​‌ ‌​​‍‌‍‌ ​​‌‍‌‌‌ ​‍‌ ​ ‌ ​​‌‍‌‌‌‍​ ‌ ‌​‌‍‍‌‌ ‌‍‌‍‌‌​ ‌‌ ​​‌ ‌‌‌‍​‍‌‍ ​‌‍‍‌‌ ​ ‌‍‍​‌‍‌‌‌‍‌​​‍​‍‌ ‌
And we can respond to this uncertainty in one of two ways — by
closing in to protect what we have, or by leading and helping to
shape the rules that will define the next century of trade.​​​​‌ ‍ ​‍​‍‌‍ ‌ ​‍‌‍‍‌‌‍‌ ‌‍‍‌‌‍ ‍​‍​‍​ ‍‍​‍​‍‌ ​ ‌‍​‌‌‍ ‍‌‍‍‌‌ ‌​‌ ‍‌​‍ ‍‌‍‍‌‌‍ ​‍​‍​‍ ​​‍​‍‌‍‍​‌ ​‍‌‍‌‌‌‍‌‍​‍​‍​ ‍‍​‍​‍‌‍‍​‌ ‌​‌ ‌​‌ ​​​ ‍‍​‍ ​‍ ‌‍ ​‌‍ ‌‍​ ‌‍​‌‌‍ ​‌‍‍​‌‍ ‌ ​ ‌ ‌​​ ‍‍​ ​ ​ ​ ​ ​ ​ ​ ​‍ ‌‍‍‌‌‍ ‍‌ ‌​‌‍‌‌‌‍ ‍‌ ‌​​‍ ‌‍‌‌‌‍‌​‌‍‍‌‌ ‌​​‍ ‌‍ ‌‌‍ ‌‍‌​‌‍‌‌​ ‌‌ ​​‌ ​‍‌‍‌‌‌ ​ ‌‍‌‌‌‍ ‍‌ ‌​‌‍​‌‌ ‌​‌‍‍‌‌‍ ‌‍ ‍​ ‍ ‌‍‍‌‌‍‌​​ ‌‌‍‌‌​ ‌‌‌‍‌‍‌‍‌​‌‍​‍‌‍​‌​ ‌‌​ ‍‌​‍ ‌​ ​‍‌‍​‍​ ​​​ ​​​‍ ‌​ ‌​‌‍‌‍​ ‌‍‌‍‌​​‍ ‌‌‍​‌‌‍​‍‌‍​ ​ ​‍​‍ ‌​ ​‍‌‍‌​​ ​‌‌‍​‌​ ​‍​ ​‌​ ​​​ ‌ ​ ‌‍‌‍‌‍‌‍​‌​ ​‍​ ‍ ‌ ‌​‌ ‍‌‌ ​​‌‍‌‌​ ‌‌‍ ‍‌‍‌‌‌ ‌ ‌ ​ ​ ‍ ‌ ​​‌‍​‌‌ ‌​‌‍‍​​ ‌‌‍​ ‌‍ ‌‍ ‍‌ ‌​‌‍‌‌‌‍ ‍‌ ‌​​‍‌‌​ ‌‌‌​​‍‌‌ ‌‍‍ ‌‍‌‌‌ ‍‌​‍‌‌​ ​ ‌​‌​​‍‌‌​ ​ ‌​‌​​‍‌‌​ ​‍​ ​‍​ ​​​ ‌​​ ‌​‌‍​‍‌‍​‍​ ‌​‌‍‌‍‌‍‌‍‌‍‌‍‌‍​‍​ ‌‍​ ​ ​‍‌‌​ ​‍​ ​‍​‍‌‌​ ‌‌‌​‌​​‍ ‍‌‍​ ‌‍‍​‌‍‍‌‌‍ ​‌‍‌​‌ ​‍‌‍‌‌‌‍ ‍​‍‌‌​ ‌‌‌​​‍‌‌ ‌‍‍ ‌‍‌‌‌ ‍‌​‍‌‌​ ​ ‌​‌​​‍‌‌​ ​ ‌​‌​​‍‌‌​ ​‍​ ​‍‌‍‌‌‌‍​‌​ ​ ​ ‌ ‌‍‌‍​ ​​‌‍​‍​ ​​‌‍‌‌​ ‌​​ ​​​ ​ ​‍‌‌​ ​‍​ ​‍​‍‌‌​ ‌‌‌​‌​​‍ ‍‌ ‌​‌‍‌‌‌ ‍​‌ ‌​​ ‌‍​‍‌‍​‌‌ ​ ‌‍‌‌‌‌‌‌‌ ​‍‌‍ ​​ ‌‌‍‍​‌ ‌​‌ ‌​‌ ​​​‍‌‌​ ​ ‌​​‌​‍‌‌​ ​‍‌​‌‍​‍‌‌​ ​‍‌​‌‍‌‍ ​‌‍ ‌‍​ ‌‍​‌‌‍ ​‌‍‍​‌‍ ‌ ​ ‌ ‌​​‍‌‌​ ​ ‌​​‌​ ​ ​ ​ ​ ​ ​ ​ ​‍‌‍‌‍‍‌‌‍‌​​ ‌‌‍‌‌​ ‌‌‌‍‌‍‌‍‌​‌‍​‍‌‍​‌​ ‌‌​ ‍‌​‍ ‌​ ​‍‌‍​‍​ ​​​ ​​​‍ ‌​ ‌​‌‍‌‍​ ‌‍‌‍‌​​‍ ‌‌‍​‌‌‍​‍‌‍​ ​ ​‍​‍ ‌​ ​‍‌‍‌​​ ​‌‌‍​‌​ ​‍​ ​‌​ ​​​ ‌ ​ ‌‍‌‍‌‍‌‍​‌​ ​‍​‍‌‍‌ ‌​‌ ‍‌‌ ​​‌‍‌‌​ ‌‌‍ ‍‌‍‌‌‌ ‌ ‌ ​ ​‍‌‍‌ ​​‌‍​‌‌ ‌​‌‍‍​​ ‌‌‍​ ‌‍ ‌‍ ‍‌ ‌​‌‍‌‌‌‍ ‍‌ ‌​​‍‌‌​ ‌‌‌​​‍‌‌ ‌‍‍ ‌‍‌‌‌ ‍‌​‍‌‌​ ​ ‌​‌​​‍‌‌​ ​ ‌​‌​​‍‌‌​ ​‍​ ​‍​ ​​​ ‌​​ ‌​‌‍​‍‌‍​‍​ ‌​‌‍‌‍‌‍‌‍‌‍‌‍‌‍​‍​ ‌‍​ ​ ​‍‌‌​ ​‍​ ​‍​‍‌‌​ ‌‌‌​‌​​‍ ‍‌‍​ ‌‍‍​‌‍‍‌‌‍ ​‌‍‌​‌ ​‍‌‍‌‌‌‍ ‍​‍‌‌​ ‌‌‌​​‍‌‌ ‌‍‍ ‌‍‌‌‌ ‍‌​‍‌‌​ ​ ‌​‌​​‍‌‌​ ​ ‌​‌​​‍‌‌​ ​‍​ ​‍‌‍‌‌‌‍​‌​ ​ ​ ‌ ‌‍‌‍​ ​​‌‍​‍​ ​​‌‍‌‌​ ‌​​ ​​​ ​ ​‍‌‌​ ​‍​ ​‍​‍‌‌​ ‌‌‌​‌​​‍ ‍‌ ‌​‌‍‌‌‌ ‍​‌ ‌​​‍‌‍‌ ​​‌‍‌‌‌ ​‍‌ ​ ‌ ​​‌‍‌‌‌‍​ ‌ ‌​‌‍‍‌‌ ‌‍‌‍‌‌​ ‌‌ ​​‌ ‌‌‌‍​‍‌‍ ​‌‍‍‌‌ ​ ‌‍‍​‌‍‌‌‌‍‌​​‍​‍‌ ‌
I will return to this theme later after focusing on the superpower
concept in more detail.​​​​‌ ‍ ​‍​‍‌‍ ‌ ​‍‌‍‍‌‌‍‌ ‌‍‍‌‌‍ ‍​‍​‍​ ‍‍​‍​‍‌ ​ ‌‍​‌‌‍ ‍‌‍‍‌‌ ‌​‌ ‍‌​‍ ‍‌‍‍‌‌‍ ​‍​‍​‍ ​​‍​‍‌‍‍​‌ ​‍‌‍‌‌‌‍‌‍​‍​‍​ ‍‍​‍​‍‌‍‍​‌ ‌​‌ ‌​‌ ​​​ ‍‍​‍ ​‍ ‌‍ ​‌‍ ‌‍​ ‌‍​‌‌‍ ​‌‍‍​‌‍ ‌ ​ ‌ ‌​​ ‍‍​ ​ ​ ​ ​ ​ ​ ​ ​‍ ‌‍‍‌‌‍ ‍‌ ‌​‌‍‌‌‌‍ ‍‌ ‌​​‍ ‌‍‌‌‌‍‌​‌‍‍‌‌ ‌​​‍ ‌‍ ‌‌‍ ‌‍‌​‌‍‌‌​ ‌‌ ​​‌ ​‍‌‍‌‌‌ ​ ‌‍‌‌‌‍ ‍‌ ‌​‌‍​‌‌ ‌​‌‍‍‌‌‍ ‌‍ ‍​ ‍ ‌‍‍‌‌‍‌​​ ‌‌‍‌‌​ ‌‌‌‍‌‍‌‍‌​‌‍​‍‌‍​‌​ ‌‌​ ‍‌​‍ ‌​ ​‍‌‍​‍​ ​​​ ​​​‍ ‌​ ‌​‌‍‌‍​ ‌‍‌‍‌​​‍ ‌‌‍​‌‌‍​‍‌‍​ ​ ​‍​‍ ‌​ ​‍‌‍‌​​ ​‌‌‍​‌​ ​‍​ ​‌​ ​​​ ‌ ​ ‌‍‌‍‌‍‌‍​‌​ ​‍​ ‍ ‌ ‌​‌ ‍‌‌ ​​‌‍‌‌​ ‌‌‍ ‍‌‍‌‌‌ ‌ ‌ ​ ​ ‍ ‌ ​​‌‍​‌‌ ‌​‌‍‍​​ ‌‌‍​ ‌‍ ‌‍ ‍‌ ‌​‌‍‌‌‌‍ ‍‌ ‌​​‍‌‌​ ‌‌‌​​‍‌‌ ‌‍‍ ‌‍‌‌‌ ‍‌​‍‌‌​ ​ ‌​‌​​‍‌‌​ ​ ‌​‌​​‍‌‌​ ​‍​ ​‍​ ​​‌‍​ ​ ​‍​ ‌​​ ​ ‌‍​‍​ ​ ​ ​‍​ ​​​ ‌‌​ ​‌‌‍‌​​‍‌‌​ ​‍​ ​‍​‍‌‌​ ‌‌‌​‌​​‍ ‍‌‍​ ‌‍‍​‌‍‍‌‌‍ ​‌‍‌​‌ ​‍‌‍‌‌‌‍ ‍​‍‌‌​ ‌‌‌​​‍‌‌ ‌‍‍ ‌‍‌‌‌ ‍‌​‍‌‌​ ​ ‌​‌​​‍‌‌​ ​ ‌​‌​​‍‌‌​ ​‍​ ​‍​ ​ ‌‍​ ​ ‌‌​ ​‍​ ‍​​ ​​‌‍‌‌‌‍​‍​ ​‍​ ‌‍‌‍‌‍‌‍‌‍​‍‌‌​ ​‍​ ​‍​‍‌‌​ ‌‌‌​‌​​‍ ‍‌ ‌​‌‍‌‌‌ ‍​‌ ‌​​ ‌‍​‍‌‍​‌‌ ​ ‌‍‌‌‌‌‌‌‌ ​‍‌‍ ​​ ‌‌‍‍​‌ ‌​‌ ‌​‌ ​​​‍‌‌​ ​ ‌​​‌​‍‌‌​ ​‍‌​‌‍​‍‌‌​ ​‍‌​‌‍‌‍ ​‌‍ ‌‍​ ‌‍​‌‌‍ ​‌‍‍​‌‍ ‌ ​ ‌ ‌​​‍‌‌​ ​ ‌​​‌​ ​ ​ ​ ​ ​ ​ ​ ​‍‌‍‌‍‍‌‌‍‌​​ ‌‌‍‌‌​ ‌‌‌‍‌‍‌‍‌​‌‍​‍‌‍​‌​ ‌‌​ ‍‌​‍ ‌​ ​‍‌‍​‍​ ​​​ ​​​‍ ‌​ ‌​‌‍‌‍​ ‌‍‌‍‌​​‍ ‌‌‍​‌‌‍​‍‌‍​ ​ ​‍​‍ ‌​ ​‍‌‍‌​​ ​‌‌‍​‌​ ​‍​ ​‌​ ​​​ ‌ ​ ‌‍‌‍‌‍‌‍​‌​ ​‍​‍‌‍‌ ‌​‌ ‍‌‌ ​​‌‍‌‌​ ‌‌‍ ‍‌‍‌‌‌ ‌ ‌ ​ ​‍‌‍‌ ​​‌‍​‌‌ ‌​‌‍‍​​ ‌‌‍​ ‌‍ ‌‍ ‍‌ ‌​‌‍‌‌‌‍ ‍‌ ‌​​‍‌‌​ ‌‌‌​​‍‌‌ ‌‍‍ ‌‍‌‌‌ ‍‌​‍‌‌​ ​ ‌​‌​​‍‌‌​ ​ ‌​‌​​‍‌‌​ ​‍​ ​‍​ ​​‌‍​ ​ ​‍​ ‌​​ ​ ‌‍​‍​ ​ ​ ​‍​ ​​​ ‌‌​ ​‌‌‍‌​​‍‌‌​ ​‍​ ​‍​‍‌‌​ ‌‌‌​‌​​‍ ‍‌‍​ ‌‍‍​‌‍‍‌‌‍ ​‌‍‌​‌ ​‍‌‍‌‌‌‍ ‍​‍‌‌​ ‌‌‌​​‍‌‌ ‌‍‍ ‌‍‌‌‌ ‍‌​‍‌‌​ ​ ‌​‌​​‍‌‌​ ​ ‌​‌​​‍‌‌​ ​‍​ ​‍​ ​ ‌‍​ ​ ‌‌​ ​‍​ ‍​​ ​​‌‍‌‌‌‍​‍​ ​‍​ ‌‍‌‍‌‍‌‍‌‍​‍‌‌​ ​‍​ ​‍​‍‌‌​ ‌‌‌​‌​​‍ ‍‌ ‌​‌‍‌‌‌ ‍​‌ ‌​​‍‌‍‌ ​​‌‍‌‌‌ ​‍‌ ​ ‌ ​​‌‍‌‌‌‍​ ‌ ‌​‌‍‍‌‌ ‌‍‌‍‌‌​ ‌‌ ​​‌ ‌‌‌‍​‍‌‍ ​‌‍‍‌‌ ​ ‌‍‍​‌‍‌‌‌‍‌​​‍​‍‌ ‌